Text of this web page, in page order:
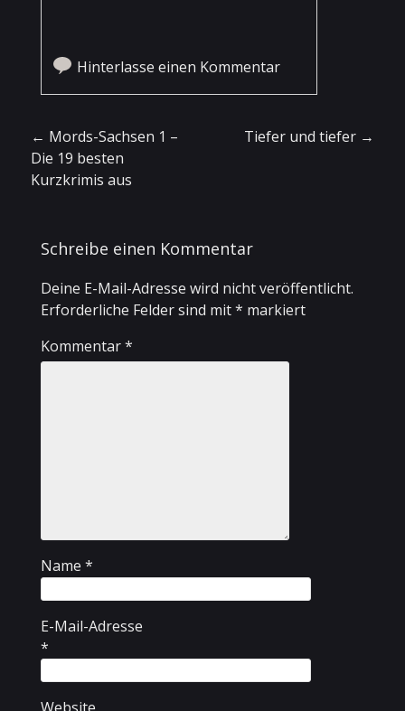
Hinterlasse einen Kommentar
Artikel-Navigation
← Mords-Sachsen 1 –
Die 19 besten
Kurzkrimis aus
Tiefer und tiefer →
Schreibe einen Kommentar
Deine E-Mail-Adresse wird nicht veröffentlicht.
Erforderliche Felder sind mit* markiert
Kommentar*
Name*
E-Mail-Adresse
*